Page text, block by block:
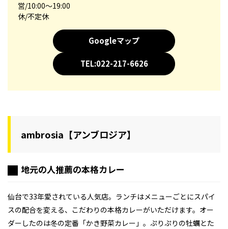
営/10:00～19:00
休/不定休
Googleマップ
TEL:022-217-6626
ambrosia【アンブロジア】
地元の人推薦の本格カレー
仙台で33年愛されている人気店。ランチはメニューごとにスパイ
スの配合を変える、こだわりの本格カレーがいただけます。オー
ダーしたのは冬の定番「かき野菜カレー」。ぷりぷりの牡蠣とた